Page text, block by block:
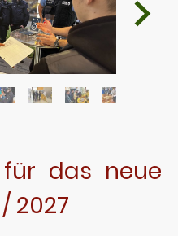
das neue
2027